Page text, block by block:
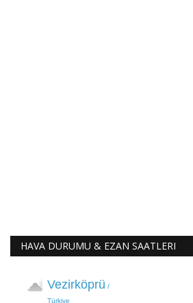
HAVA DURUMU & EZAN SAATLERI